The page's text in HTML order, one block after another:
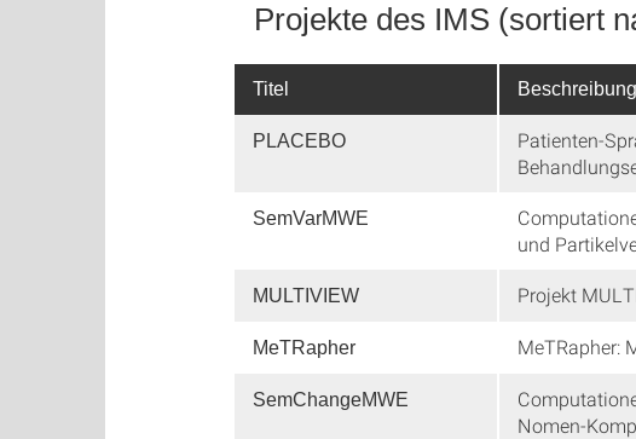
Projekte des IMS (sortiert
Titel Beschreibung
PLACEBO
Patienten-
SemVarMWE
und
MULTIVIEW Projekt
MeTRapher MeTRapher:
SemChangeMWE
Nomen-